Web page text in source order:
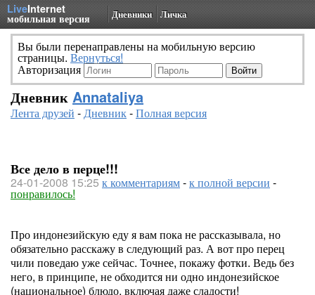
LiveInternet
мобильная версия Дневники Личка
Вы были перенаправлены на мобильную версию
страницы. Вернуться!
Авторизация
Дневник Annataliya
Лента друзей -Дневник-Полная версия
Все дело в перце!!!
24-01-2008 15:25 к комментариям-к полной версии -
понравилось!
Про индонезийскую еду я вам пока не рассказывала, но
обязательно расскажу в следующий раз. А вот про перец
чили поведаю уже сейчас. Точнее, покажу фотки. Ведь без
него, в принципе, не обходится ни одно индонезийское
(национальное) блюдо, включая даже сладости!